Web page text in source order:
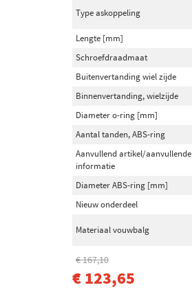
Type askoppeling
Lengte [mm]
Schroefdraadmaat
Buitenvertanding wiel zijde
Binnenvertanding, wielzijde
Diameter o-ring [mm]
Aantal tanden, ABS-ring
Aanvullend artikel/aanvullende
informatie
Diameter ABS-ring [mm]
Nieuw onderdeel
Materiaal vouwbalg
€ 167,10
€ 123,65